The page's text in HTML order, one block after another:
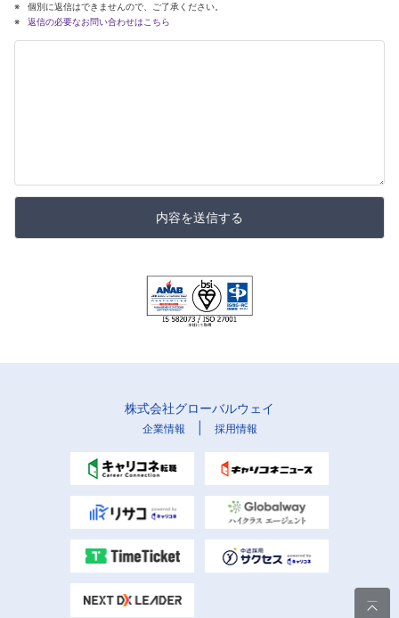
個別に返信はできませんので、ご了承ください。
返信の必要なお問い合わせはこちら
内容を送信する
株式会社グローバルウェイ
企業情報 採用情報
